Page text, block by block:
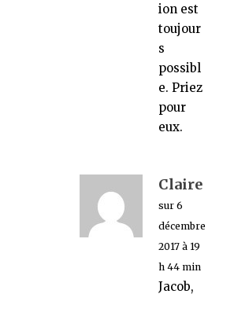
ion est
toujour
s
possibl
e. Priez
pour
eux.
Claire
sur 6
décembre
2017 à 19
h 44 min
Jacob,